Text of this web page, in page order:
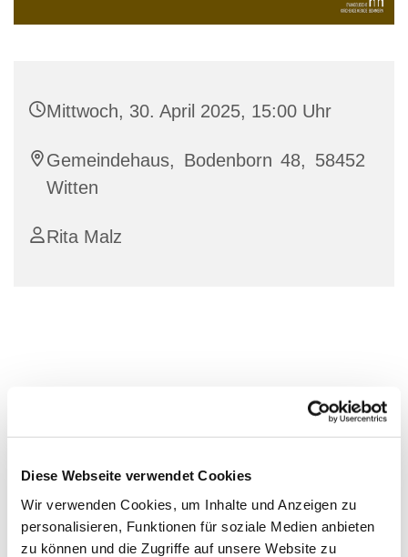
Diese Webseite verwendet Cookies
Wir verwenden Cookies, um Inhalte und Anzeigen zu
personalisieren, Funktionen für soziale Medien anbieten
zu können und die Zugriffe auf unsere Website zu
Mittwoch, 30. April 2025, 15:00 Uhr
Gemeindehaus, Bodenborn 48, 58452
Witten
Rita Malz